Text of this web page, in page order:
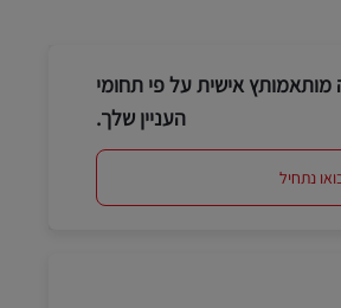
אישית על פי תחומי
העניין שלך.
נתחיל